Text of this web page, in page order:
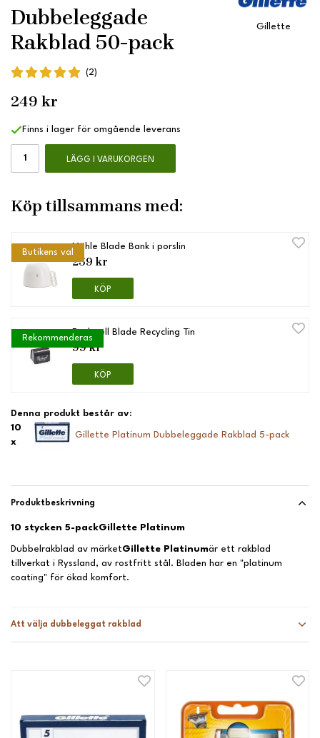
Dubbeleggade
Rakblad 50-pack
Gillette
(2)
249 kr
Finns i lager för omgående leverans
LÄGG I VARUKORGEN
Köp tillsammans med:
Butikens val
Mühle Blade Bank i porslin
259 kr
KÖP
Rekommenderas
Rockwell Blade Recycling Tin
99 kr
KÖP
Denna produkt består av:
10
x
Gillette Platinum Dubbeleggade Rakblad 5-pack
Produktbeskrivning
Att välja dubbeleggat rakblad
10 stycken 5-packGillette Platinum
Dubbelrakblad av märketGillette Platinumär ett rakblad
tillverkat i Ryssland, av rostfritt stål. Bladen har en "platinum
coating" för ökad komfort.